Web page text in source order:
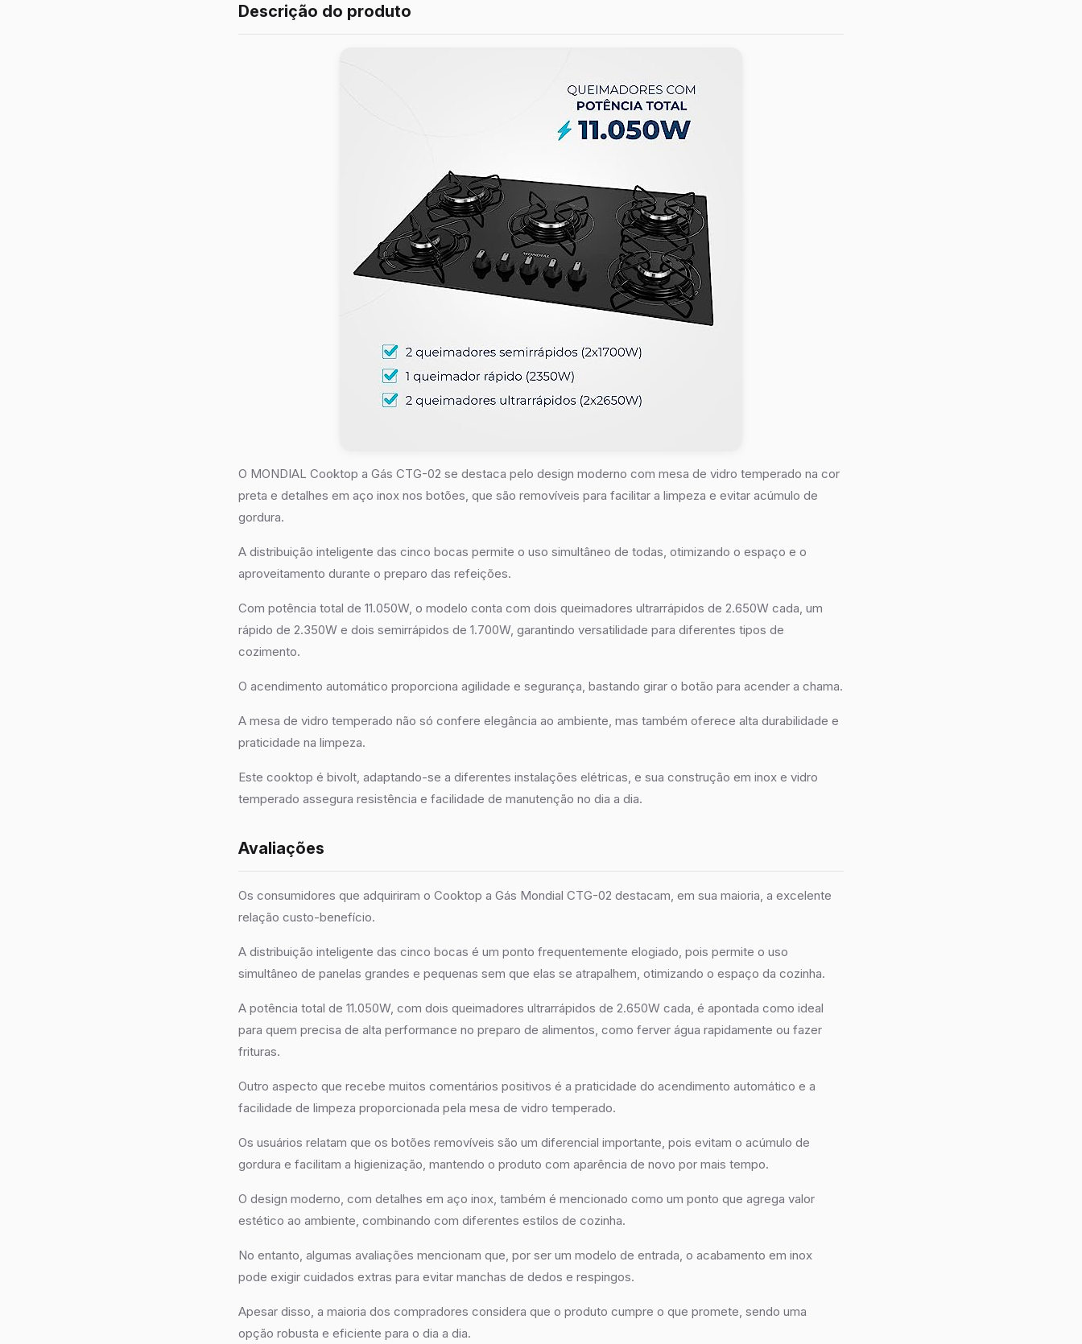
Descrição do produto
O MONDIAL Cooktop a Gás CTG-02 se destaca pelo design moderno com mesa de vidro temperado na cor
preta e detalhes em aço inox nos botões, que são removíveis para facilitar a limpeza e evitar acúmulo de
gordura.
A distribuição inteligente das cinco bocas permite o uso simultâneo de todas, otimizando o espaço e o
aproveitamento durante o preparo das refeições.
Com potência total de 11.050W, o modelo conta com dois queimadores ultrarrápidos de 2.650W cada, um
rápido de 2.350W e dois semirrápidos de 1.700W, garantindo versatilidade para diferentes tipos de
cozimento.
O acendimento automático proporciona agilidade e segurança, bastando girar o botão para acender a chama.
A mesa de vidro temperado não só confere elegância ao ambiente, mas também oferece alta durabilidade e
praticidade na limpeza.
Este cooktop é bivolt, adaptando-se a diferentes instalações elétricas, e sua construção em inox e vidro
temperado assegura resistência e facilidade de manutenção no dia a dia.
Avaliações
Os consumidores que adquiriram o Cooktop a Gás Mondial CTG-02 destacam, em sua maioria, a excelente
relação custo-benefício.
A distribuição inteligente das cinco bocas é um ponto frequentemente elogiado, pois permite o uso
simultâneo de panelas grandes e pequenas sem que elas se atrapalhem, otimizando o espaço da cozinha.
A potência total de 11.050W, com dois queimadores ultrarrápidos de 2.650W cada, é apontada como ideal
para quem precisa de alta performance no preparo de alimentos, como ferver água rapidamente ou fazer
frituras.
Outro aspecto que recebe muitos comentários positivos é a praticidade do acendimento automático e a
facilidade de limpeza proporcionada pela mesa de vidro temperado.
Os usuários relatam que os botões removíveis são um diferencial importante, pois evitam o acúmulo de
gordura e facilitam a higienização, mantendo o produto com aparência de novo por mais tempo.
O design moderno, com detalhes em aço inox, também é mencionado como um ponto que agrega valor
estético ao ambiente, combinando com diferentes estilos de cozinha.
No entanto, algumas avaliações mencionam que, por ser um modelo de entrada, o acabamento em inox
pode exigir cuidados extras para evitar manchas de dedos e respingos.
Apesar disso, a maioria dos compradores considera que o produto cumpre o que promete, sendo uma
opção robusta e eficiente para o dia a dia.